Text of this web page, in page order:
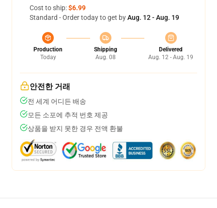
Cost to ship:$6.99
Standard - Order today to get byAug. 12 - Aug. 19
Production
Today
Shipping
Aug. 08
Delivered
Aug. 12 - Aug. 19
안전한 거래
전 세계 어디든 배송
모든 소포에 추적 번호 제공
상품을 받지 못한 경우 전액 환불